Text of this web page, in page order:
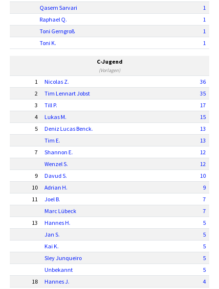
Qasem Sarvari
1
Raphael Q.
1
Toni Gerngroß
1
Toni K.
1
C-Jugend
(Vorlagen)
1 Nicolas Z.
36
2
Tim Lennart Jobst
35
3
Till P.
17
4
Lukas M.
15
5
Deniz Lucas Benck.
13
Tim E.
13
7
Shannon E.
12
Wenzel S.
12
9
Davud S.
10
10
Adrian H.
9
11
Joel B.
7
Marc Lübeck
7
13
Hannes H.
5
Jan S.
5
Kai K.
5
Sley Junqueiro
5
Unbekannt
5
18
Hannes J.
4